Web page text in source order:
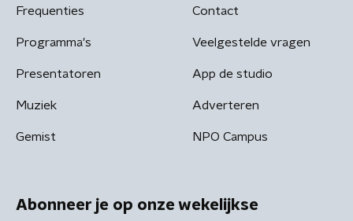
Frequenties
Programma's
Presentatoren
Muziek
Gemist
Contact
Veelgestelde vragen
App de studio
Adverteren
NPO Campus
Abonneer je op onze wekelijkse